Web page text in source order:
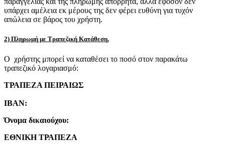
υπάρχει αμέλεια εκ μέρους της δεν φέρει ευθύνη για τυχόν
απώλεια σε βάρος του χρήστη.
2) Πληρωμή με Τραπεζική Κατάθεση.
Ο χρήστης μπορεί να καταθέσει το ποσό στον παρακάτω
τραπεζικό λογαριασμό:
ΤΡΑΠΕΖΑ ΠΕΙΡΑΙΩΣ
IBAN:
Όνομα δικαιούχου:
ΕΘΝΙΚΗ ΤΡΑΠΕΖΑ